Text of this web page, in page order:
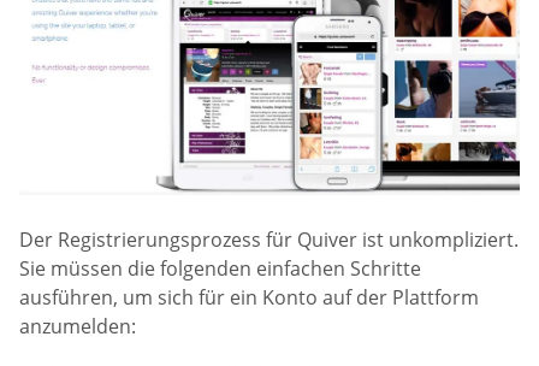
Der Registrierungsprozess für Quiver ist unkompliziert.
Sie müssen die folgenden einfachen Schritte
ausführen, um sich für ein Konto auf der Plattform
anzumelden: